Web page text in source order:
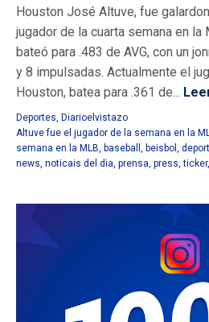
Houston José Altuve, fue
jugador de la cuarta semana en la
bateó para .483 de AVG, con un
y 8 impulsadas. Actualmente el
Houston, batea para .361 de...
Deportes Diarioelvistazo
Altuve fue el jugador de la semana en la
semana en la MLB
baseball beisbol
news noticais del dia prensa press ,ticker,